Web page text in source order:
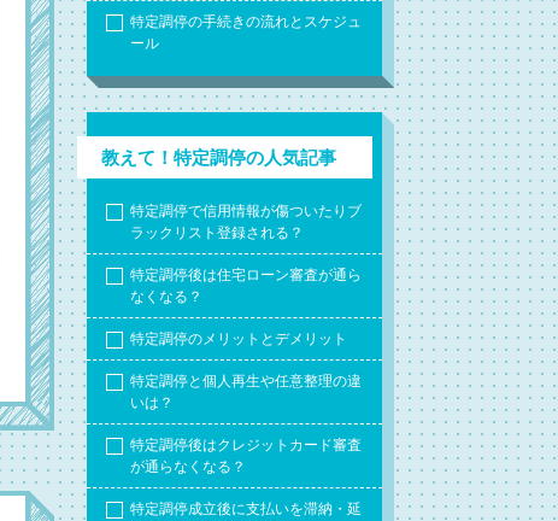
特定調停の手続きの流れとスケジュ
ール
教えて！特定調停の人気記事
特定調停で信用情報が傷ついたりブ
ラックリスト登録される？
特定調停後は住宅ローン審査が通ら
なくなる？
特定調停のメリットとデメリット
特定調停と個人再生や任意整理の違
いは？
特定調停後はクレジットカード審査
が通らなくなる？
特定調停成立後に支払いを滞納・延